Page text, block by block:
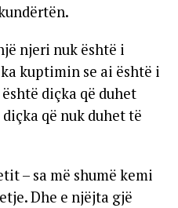
njeri nuk është i
kuptimin se ai është i
diçka që duhet
që nuk duhet të
– sa më shumë kemi
Dhe e njëjta gjë